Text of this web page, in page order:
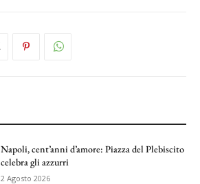
Napoli, cent’anni d’amore: Piazza del Plebiscito
celebra gli azzurri
2 Agosto 2026